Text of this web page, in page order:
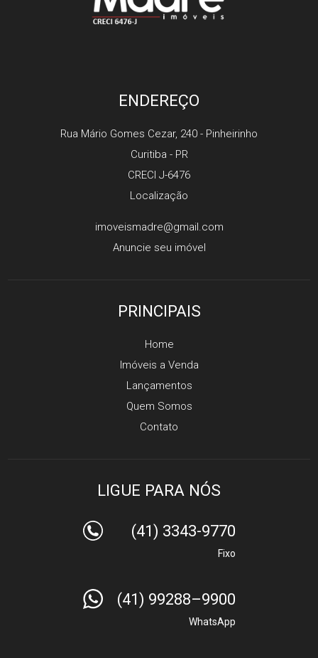
ENDEREÇO
Rua Mário Gomes Cezar, 240 - Pinheirinho
Curitiba - PR
CRECI J-6476
Localização
imoveismadre@gmail.com
Anuncie seu imóvel
PRINCIPAIS
Home
Imóveis a Venda
Lançamentos
Quem Somos
Contato
LIGUE PARA NÓS
(41) 3343-9770
Fixo
(41) 99288–9900
WhatsApp